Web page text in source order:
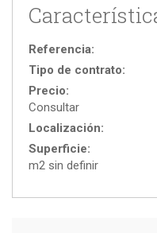
Referencia:
Tipo de contrato:
Precio:
Consultar
Localización:
Superficie:
m2 sin definir